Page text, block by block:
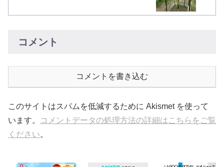
コメント
コメントを書き込む
このサイトはスパムを低減するために Akismet を使って
います。
コメントデータの処理方法の詳細はこちらをご覧
ください。